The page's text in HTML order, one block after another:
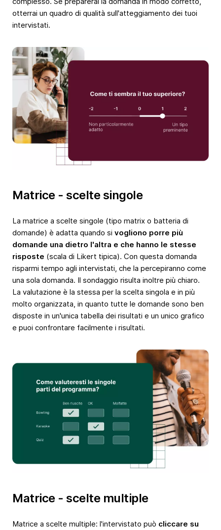
otterrai un quadro di qualità sull'atteggiamento dei tuoi
intervistati.
Matrice - scelte singole
La matrice a scelte singole (tipo matrix o batteria di
domande) è adatta quando si vogliono porre più
domande una dietro l'altra e che hanno le stesse
risposte (scala di Likert tipica). Con questa domanda
risparmi tempo agli intervistati, che la percepiranno come
una sola domanda. Il sondaggio risulta inoltre più chiaro.
La valutazione è la stessa per la scelta singola e in più
molto organizzata, in quanto tutte le domande sono ben
disposte in un'unica tabella dei risultati e un unico grafico
e puoi confrontare facilmente i risultati.
Matrice - scelte multiple
Matrice a scelte multiple: l'intervistato può cliccare su